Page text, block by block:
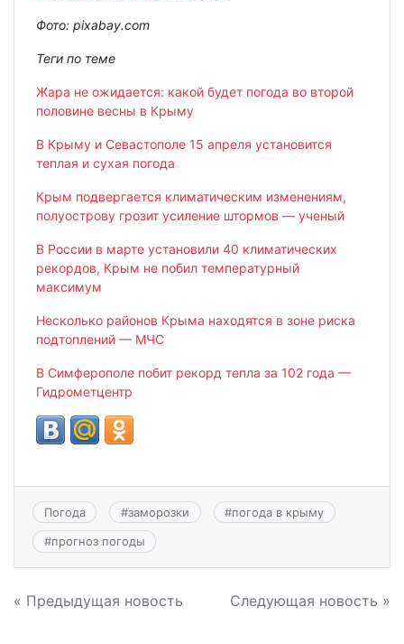
Фото: pixabay.com
Теги по теме
Жара не ожидается: какой будет погода во второй
половине весны в Крыму
В Крыму и Севастополе 15 апреля установится
теплая и сухая погода
Крым подвергается климатическим изменениям,
полуострову грозит усиление штормов — ученый
В России в марте установили 40 климатических
рекордов, Крым не побил температурный
максимум
Несколько районов Крыма находятся в зоне риска
подтоплений — МЧС
В Симферополе побит рекорд тепла за 102 года —
Гидрометцентр
Погода #заморозки #погода в крыму
#прогноз погоды
Навигация
« Предыдущая новость Следующая новость »